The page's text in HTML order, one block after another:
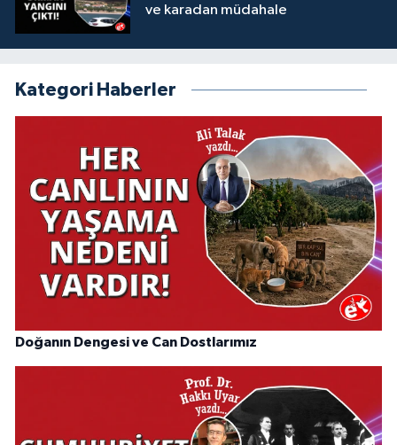
ve karadan müdahale
Kategori Haberler
Doğanın Dengesi ve Can Dostlarımız